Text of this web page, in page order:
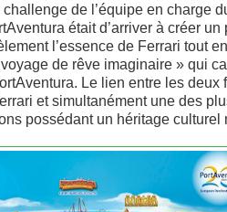
de l’équipe en charge
était d’arriver à créer un
l’essence de Ferrari tout en
de rêve imaginaire » qui
Le lien entre les deux
et simultanément une des
possédant un héritage culturel